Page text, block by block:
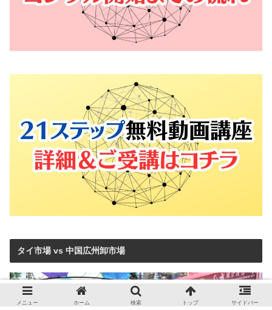
タイ市場 vs 中国広州卸市場
メニュー ホーム 検索 トップ サイドバー